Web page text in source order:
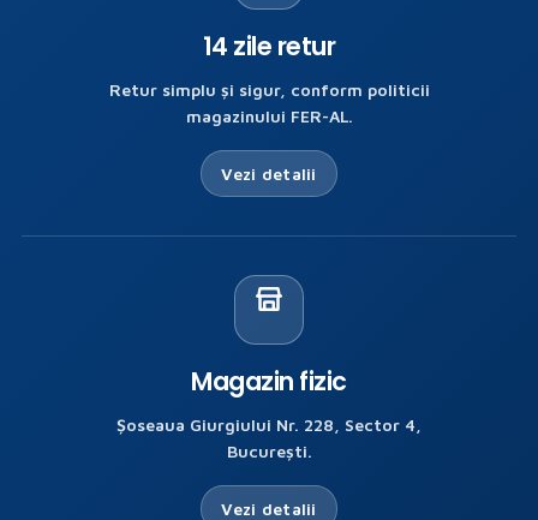
14 zile retur
Retur simplu și sigur, conform politicii
magazinului FER-AL.
Vezi detalii
Magazin fizic
Șoseaua Giurgiului Nr. 228, Sector 4,
București.
Vezi detalii